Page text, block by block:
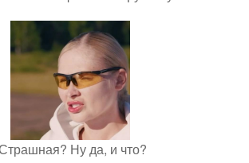
Ну да, и что?